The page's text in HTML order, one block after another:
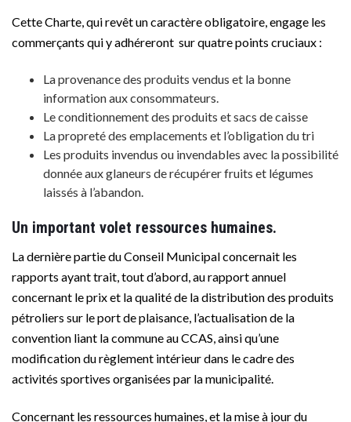
Cette Charte, qui revêt un caractère obligatoire, engage les
commerçants qui y adhéreront sur quatre points cruciaux :
La provenance des produits vendus et la bonne
information aux consommateurs.
Le conditionnement des produits et sacs de caisse
La propreté des emplacements et l’obligation du tri
Les produits invendus ou invendables avec la possibilité
donnée aux glaneurs de récupérer fruits et légumes
laissés à l’abandon.
Un important volet ressources humaines.
La dernière partie du Conseil Municipal concernait les
rapports ayant trait, tout d’abord, au rapport annuel
concernant le prix et la qualité de la distribution des produits
pétroliers sur le port de plaisance, l’actualisation de la
convention liant la commune au CCAS, ainsi qu’une
modification du règlement intérieur dans le cadre des
activités sportives organisées par la municipalité.
Concernant les ressources humaines, et la mise à jour du